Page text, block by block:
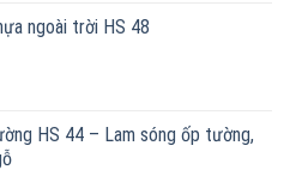
ngoài trời HS 48
HS 44 – Lam sóng ốp tường,